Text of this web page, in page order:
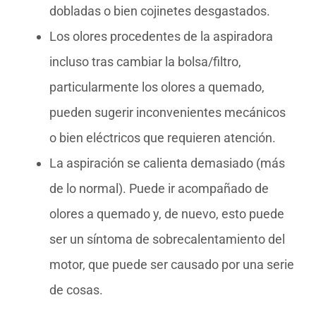
dobladas o bien cojinetes desgastados.
Los olores procedentes de la aspiradora
incluso tras cambiar la bolsa/filtro,
particularmente los olores a quemado,
pueden sugerir inconvenientes mecánicos
o bien eléctricos que requieren atención.
La aspiración se calienta demasiado (más
de lo normal). Puede ir acompañado de
olores a quemado y, de nuevo, esto puede
ser un síntoma de sobrecalentamiento del
motor, que puede ser causado por una serie
de cosas.